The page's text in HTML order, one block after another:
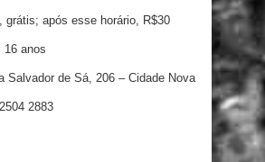
grátis; após esse horário, R$30
16 anos
Salvador de Sá, 206 – Cidade Nova
2883